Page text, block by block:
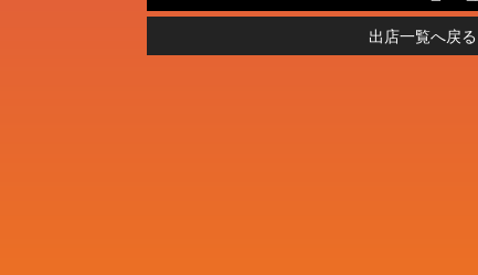
出店一覧へ戻る